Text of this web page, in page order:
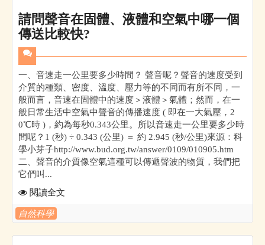
請問聲音在固體、液體和空氣中哪一個
傳送比較快?
一、音速走一公里要多少時間？ 聲音呢？聲音的速度受到
介質的種類、密度、溫度、壓力等的不同而有所不同，一
般而言，音速在固體中的速度＞液體＞氣體；然而，在一
般日常生活中空氣中聲音的傳播速度 ( 即在一大氣壓，2
0℃時 )，約為每秒0.343公里。所以音速走一公里要多少時
間呢？1 (秒) ÷ 0.343 (公里) ＝ 約 2.945 (秒/公里)來源：科
學小芽子http://www.bud.org.tw/answer/0109/010905.htm
二、聲音的介質像空氣這種可以傳遞聲波的物質，我們把
它們叫...
閱讀全文
自然科學